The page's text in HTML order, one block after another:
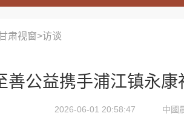
肃视窗>访谈
善公益携手浦江镇永
2026-06-01 20:58:47 中國